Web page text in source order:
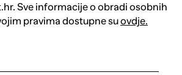
Sve informacije o obradi osobnih
pravima dostupne suovdje.